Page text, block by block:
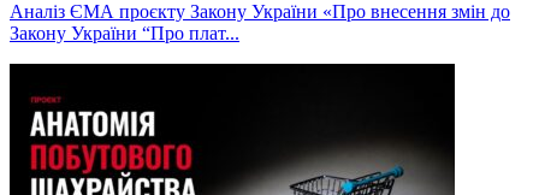
Аналіз ЄМА проєкту Закону України «Про внесення змін до
Закону України “Про плат...